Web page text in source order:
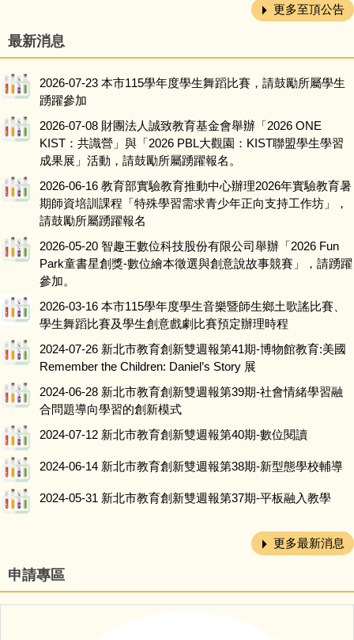
更多至頂公告
最新消息
2026-07-23 本市115學年度學生舞蹈比賽，請鼓勵所屬學生
踴躍參加
2026-07-08 財團法人誠致教育基金會舉辦「2026 ONE
KIST：共識營」與「2026 PBL大觀園：KIST聯盟學生學習
成果展」活動，請鼓勵所屬踴躍報名。
2026-06-16 教育部實驗教育推動中心辦理2026年實驗教育暑
期師資培訓課程「特殊學習需求青少年正向支持工作坊」，
請鼓勵所屬踴躍報名
2026-05-20 智趣王數位科技股份有限公司舉辦「2026 Fun
Park童書星創獎-數位繪本徵選與創意說故事競賽」，請踴躍
參加。
2026-03-16 本市115學年度學生音樂暨師生鄉土歌謠比賽、
學生舞蹈比賽及學生創意戲劇比賽預定辦理時程
2024-07-26 新北市教育創新雙週報第41期-博物館教育:美國
Remember the Children: Daniel’s Story 展
2024-06-28 新北市教育創新雙週報第39期-社會情緒學習融
合問題導向學習的創新模式
2024-07-12 新北市教育創新雙週報第40期-數位閱讀
2024-06-14 新北市教育創新雙週報第38期-新型態學校輔導
2024-05-31 新北市教育創新雙週報第37期-平板融入教學
更多最新消息
申請專區